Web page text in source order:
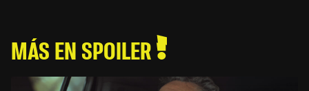
MÁS EN SPOILER